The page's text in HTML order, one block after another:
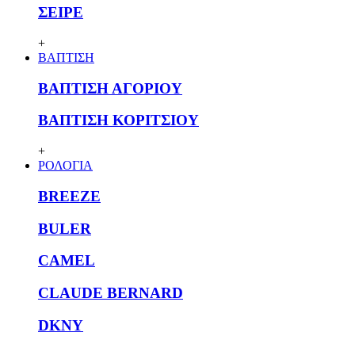
ΣΕΙΡΕ
+
ΒΑΠΤΙΣΗ
ΒΑΠΤΙΣΗ ΑΓΟΡΙΟΥ
ΒΑΠΤΙΣΗ ΚΟΡΙΤΣΙΟΥ
+
ΡΟΛΟΓΙΑ
BREEZE
BULER
CAMEL
CLAUDE BERNARD
DKNY